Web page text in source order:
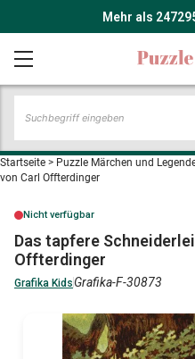
Mehr als
Startseite > Puzzle Märchen und
von Carl Offterdinger
Nicht verfügbar
Das tapfere
Offterdinger
Grafika Kids Grafika-F-30873